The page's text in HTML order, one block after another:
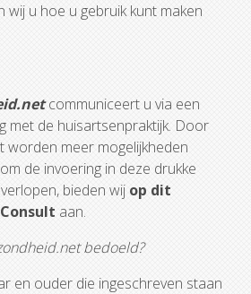
wij u hoe u gebruik kunt maken
communiceert u via een
met de huisartsenpraktijk. Door
worden meer mogelijkheden
de invoering in deze drukke
bieden wij op dit
aan.
bedoeld?
en ouder die ingeschreven staan